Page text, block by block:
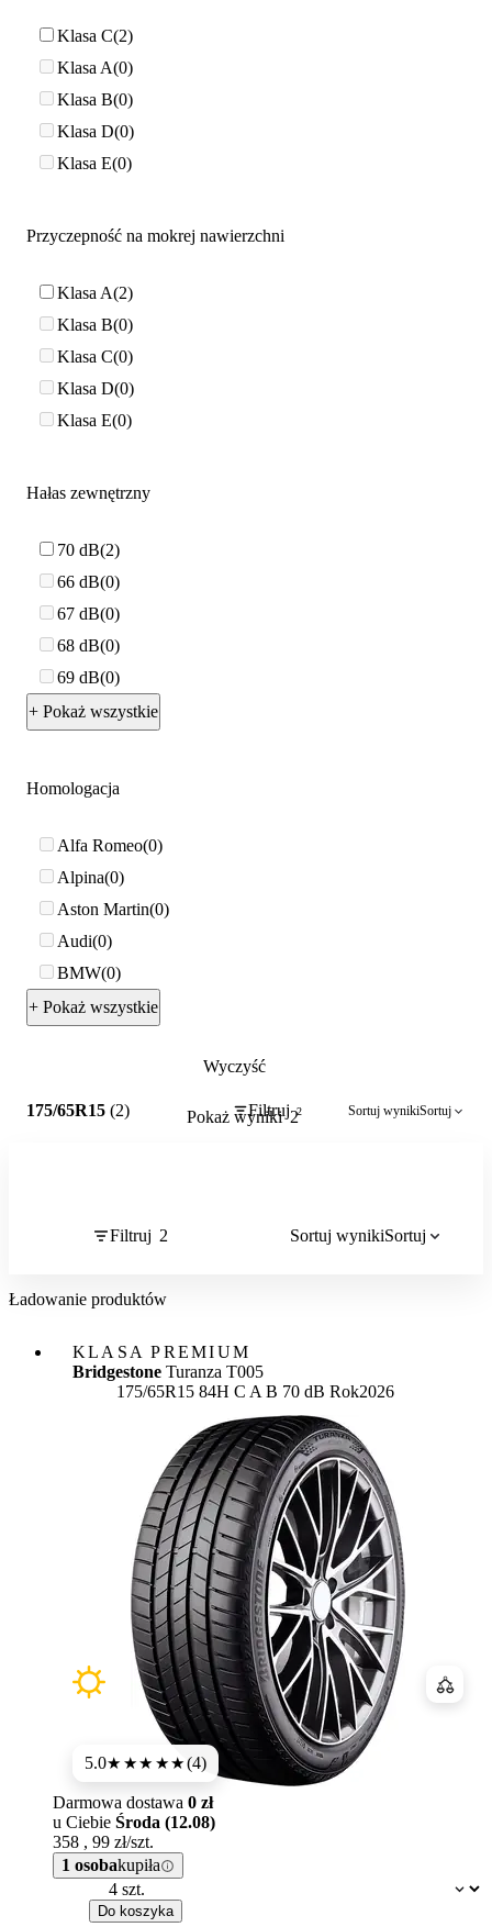
Klasa C 2
Klasa A 0
Klasa B 0
Klasa D 0
Klasa E 0
Przyczepność na mokrej nawierzchni
Klasa A 2
Klasa B 0
Klasa C 0
Klasa D 0
Klasa E 0
Hałas zewnętrzny
70 dB 2
66 dB 0
67 dB 0
68 dB 0
69 dB 0
+ Pokaż wszystkie
Homologacja
Alfa Romeo 0
Alpina 0
Aston Martin 0
Audi 0
BMW 0
+ Pokaż wszystkie
Wyczyść
Pokaż wyniki 2
175/65R15 (2) Filtruj 2 Sortuj wynikiSortuj
Filtruj 2 Sortuj wynikiSortuj
Ładowanie produktów
KLASA PREMIUM
Bridgestone Turanza T005
175/65R15 84H Etykieta:
C A B 70 dB Rok2026
5.0★★★★★(4)
Dostępność:
Darmowa dostawa 0 zł
u Ciebie Środa (12.08)
358 , 99 zł/szt.
1 osobakupiła
Do koszyka